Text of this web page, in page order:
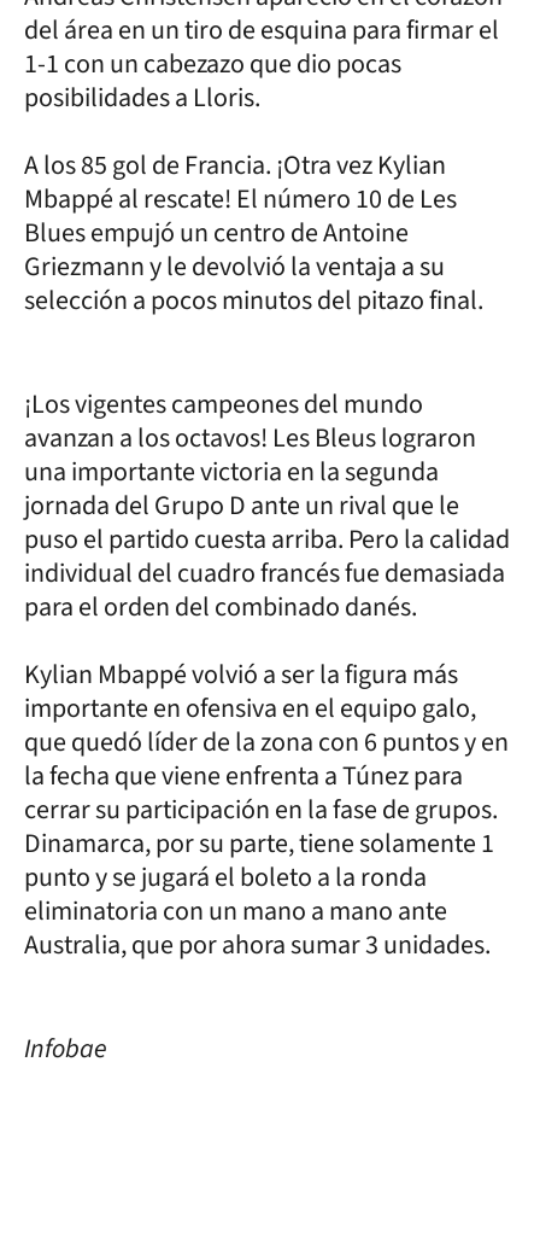
del área en un tiro de esquina para firmar el
1-1 con un cabezazo que dio pocas
posibilidades a Lloris.
A los 85 gol de Francia. ¡Otra vez Kylian
Mbappé al rescate! El número 10 de Les
Blues empujó un centro de Antoine
Griezmann y le devolvió la ventaja a su
selección a pocos minutos del pitazo final.
¡Los vigentes campeones del mundo
avanzan a los octavos! Les Bleus lograron
una importante victoria en la segunda
jornada del Grupo D ante un rival que le
puso el partido cuesta arriba. Pero la calidad
individual del cuadro francés fue demasiada
para el orden del combinado danés.
Kylian Mbappé volvió a ser la figura más
importante en ofensiva en el equipo galo,
que quedó líder de la zona con 6 puntos y en
la fecha que viene enfrenta a Túnez para
cerrar su participación en la fase de grupos.
Dinamarca, por su parte, tiene solamente 1
punto y se jugará el boleto a la ronda
eliminatoria con un mano a mano ante
Australia, que por ahora sumar 3 unidades.
Infobae